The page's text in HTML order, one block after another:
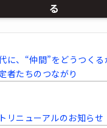
る
に、“仲間”をどうつく
者たちのつながり
リニューアルのお知らせ